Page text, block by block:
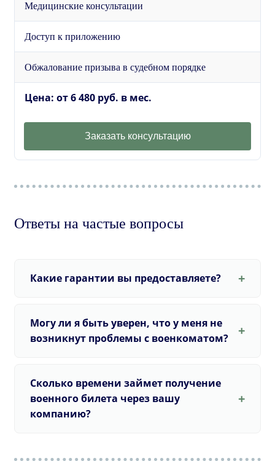
Медицинские консультации
Доступ к приложению
Обжалование призыва в судебном порядке
Цена: от 6 480 руб. в мес.
Заказать консультацию
Ответы на частые вопросы
Какие гарантии вы предоставляете?
Могу ли я быть уверен, что у меня не
возникнут проблемы с военкоматом?
Сколько времени займет получение
военного билета через вашу
компанию?